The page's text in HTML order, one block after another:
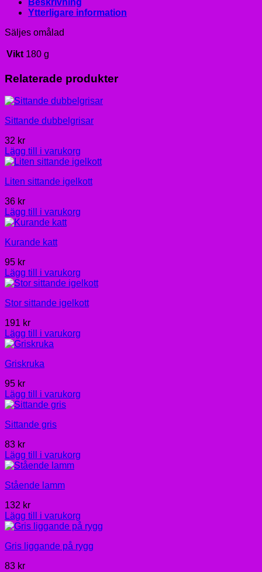
mängd
Ytterligare information
Säljes omålad
Vikt 180 g
Relaterade produkter
Sittande dubbelgrisar
32 kr
Lägg till i varukorg
Liten sittande igelkott
36 kr
Lägg till i varukorg
Kurande katt
95 kr
Lägg till i varukorg
Stor sittande igelkott
191 kr
Lägg till i varukorg
Griskruka
95 kr
Lägg till i varukorg
Sittande gris
83 kr
Lägg till i varukorg
Stående lamm
132 kr
Lägg till i varukorg
Gris liggande på rygg
83 kr